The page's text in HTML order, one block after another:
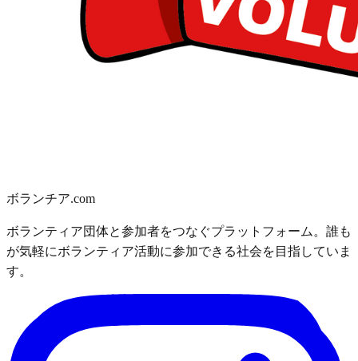
ボランチア.com
ボランティア団体と参加者をつなぐプラットフォーム。誰も
が気軽にボランティア活動に参加できる社会を目指していま
す。